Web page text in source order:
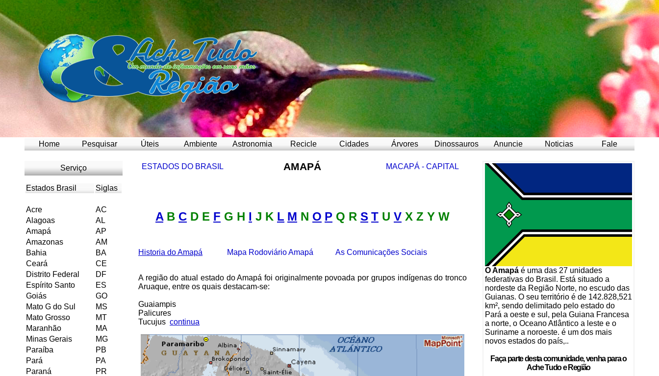
Home Pesquisar Úteis Ambiente Astronomia Recicle Cidades Árvores Dinossauros Anuncie Noticias Fale
Serviço
Estados Brasil Siglas
Acre
AC
Alagoas
AL
Amapá
AP
Amazonas
AM
Bahia
BA
Ceará
CE
Distrito Federal
DF
Espírito Santo
ES
Goiás
GO
Mato G do Sul
MS
Mato Grosso
MT
Maranhão
MA
Minas Gerais
MG
Paraíba
PB
Pará
PA
Paraná
PR
ESTADOS DO BRASIL AMAPÁ MACAPÁ - CAPITAL
AB C D E F G H I J K L M N O P Q R S T U V X Z Y W
Historia do Amapá Mapa Rodoviário Amapá As Comunicações Sociais
A região do atual estado do Amapá foi originalmente povoada por grupos indígenas do tronco
Aruaque, entre os quais destacam-se:
Guaiampis
Palicures
Tucujus continua
O Amapá é uma das 27 unidades
federativas do Brasil. Está situado a
nordeste da Região Norte, no escudo das
Guianas. O seu território é de 142.828,521
km², sendo delimitado pelo estado do
Pará a oeste e sul, pela Guiana Francesa
a norte, o Oceano Atlântico a leste e o
Suriname a noroeste. é um dos mais
novos estados do país,..
Faça parte desta comunidade, venha para o
Ache Tudo e Região